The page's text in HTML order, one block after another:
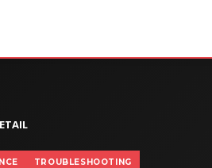
TROUBLESHOOTING